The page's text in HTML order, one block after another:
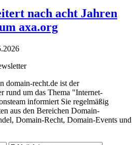
nach acht Jahren
axa.org
domain-recht.de ist der
rund um das Thema "Internet-
informiert Sie regelmäßig
aus den Bereichen Domain-
Domain-Recht, Domain-Events und